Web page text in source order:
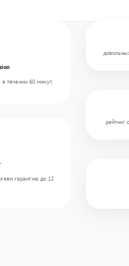
течении 60 минут.
гарантию до 12
рейтинг